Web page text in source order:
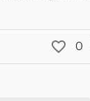
0